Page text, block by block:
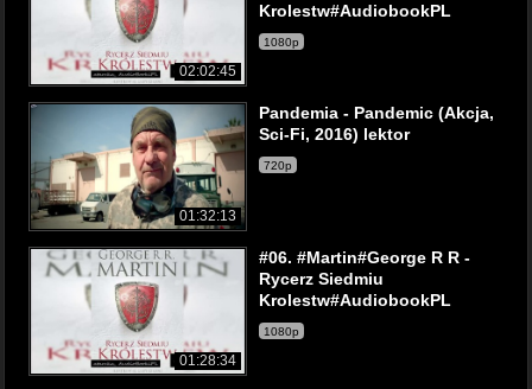
02:02:45
Krolestw#AudiobookPL
1080p
01:32:13
Pandemia - Pandemic (Akcja,
Sci-Fi, 2016) lektor
720p
01:28:34
#06. #Martin#George R R -
Rycerz Siedmiu
Krolestw#AudiobookPL
1080p